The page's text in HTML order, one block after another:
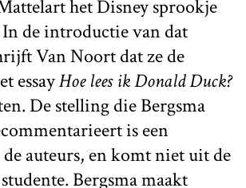
het Disney sprookje
de introductie van dat
Van Noort dat ze de
essayHoe lees ik Donald Duck?
De stelling die Bergsma
is een
auteurs, en komt niet uit de
Bergsma maakt